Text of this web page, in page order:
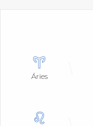
Áries